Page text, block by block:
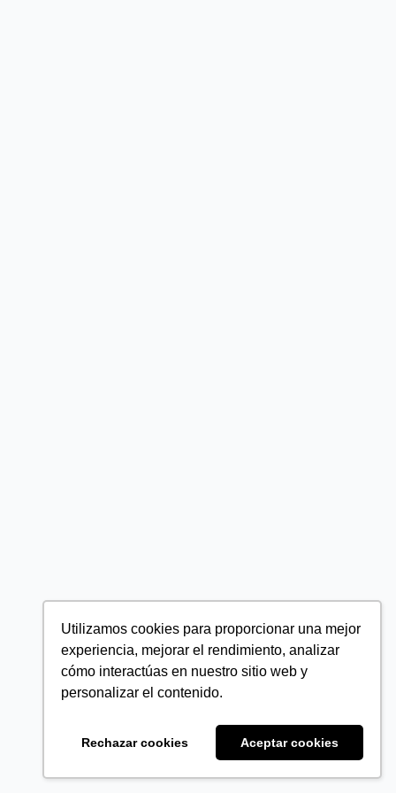
Utilizamos cookies para proporcionar una mejor
experiencia, mejorar el rendimiento, analizar
cómo interactúas en nuestro sitio web y
personalizar el contenido.
Rechazar cookies Aceptar cookies